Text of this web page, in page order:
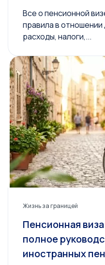
Все о пенсионной
правила в отношении
расходы, налоги,...
Жизнь за границей
Пенсионная
полное
иностранных